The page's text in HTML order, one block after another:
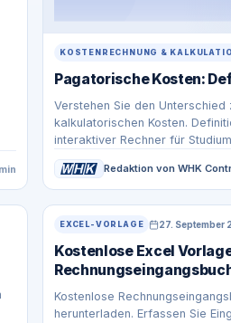
KOSTENRECHNUNG &
Pagatorische Kosten:
Verstehen Sie den
kalkulatorischen Kosten.
interaktiver Rechner für
Redaktion von WHK
EXCEL-VORLAGE 27. September
Kostenlose Excel
Kostenlose
herunterladen. Erfassen Sie